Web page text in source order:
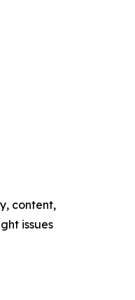
content,
issues